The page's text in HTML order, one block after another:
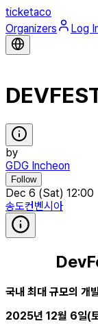
ticketaco
Organizers
Log
by
GDG Incheon
Follow
Dec 6 (Sat) 12:00
송도컨벤시아
국내 최대 규모의 개
2025년 12월 6일(